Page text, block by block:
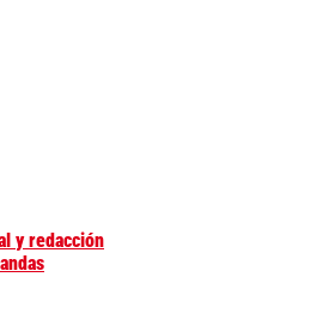
y redacción